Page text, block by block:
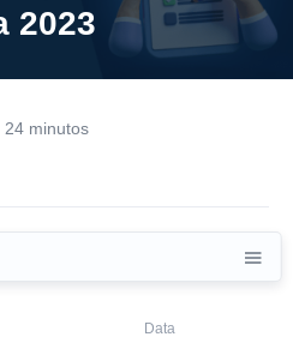
2023
24 minutos
Data